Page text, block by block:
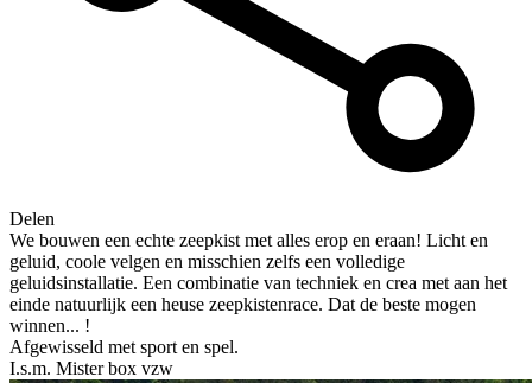
Delen
We bouwen een echte zeepkist met alles erop en eraan! Licht en
geluid, coole velgen en misschien zelfs een volledige
geluidsinstallatie. Een combinatie van techniek en crea met aan het
einde natuurlijk een heuse zeepkistenrace. Dat de beste mogen
winnen... !
Afgewisseld met sport en spel.
I.s.m. Mister box vzw